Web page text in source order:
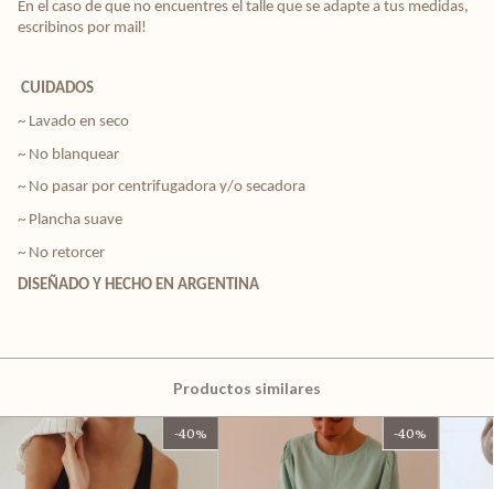
En el caso de que no encuentres el talle que se adapte a tus medidas,
escribinos por mail!
CUIDADOS
~ Lavado en seco
~ No blanquear
~ No pasar por centrifugadora y/o secadora
~ Plancha suave
~ No retorcer
DISEÑADO Y HECHO EN ARGENTINA
Productos similares
-40% -40%